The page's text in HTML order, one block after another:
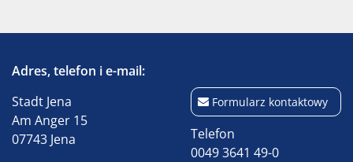
Adres, telefon i e-mail:
Stadt Jena
Am Anger 15
07743 Jena
Formularz kontaktowy
Telefon
0049 3641 49-0